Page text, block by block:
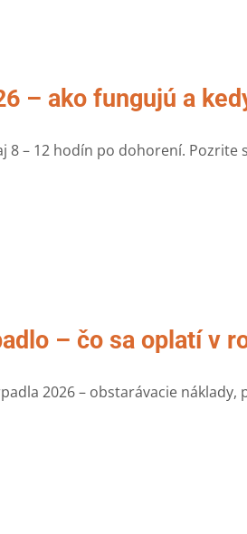
– ako fungujú a
8 – 12 hodín po dohorení. Pozrite
– čo sa oplatí v
2026 – obstarávacie